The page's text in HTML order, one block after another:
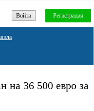
Войти Регистрация
на 36 500 евро за